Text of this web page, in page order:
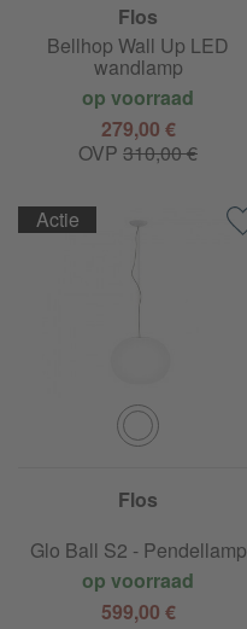
Flos
Bellhop Wall Up LED
wandlamp
op voorraad
279,00 €
OVP310,00 €
Flos
Glo Ball S2 - Pendellamp
op voorraad
599,00 €
Actie